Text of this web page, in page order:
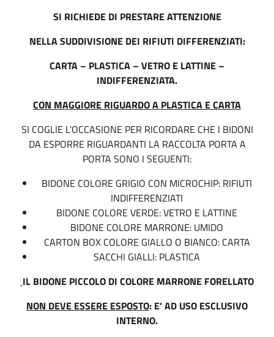
SI RICHIEDE DI PRESTARE ATTENZIONE
NELLA SUDDIVISIONE DEI RIFIUTI DIFFERENZIATI:
CARTA – PLASTICA – VETRO E LATTINE –
INDIFFERENZIATA.
CON MAGGIORE RIGUARDO A PLASTICA E CARTA
SI COGLIE L’OCCASIONE PER RICORDARE CHE I BIDONI
DA ESPORRE RIGUARDANTI LA RACCOLTA PORTA A
PORTA SONO I SEGUENTI:
BIDONE COLORE GRIGIO CON MICROCHIP: RIFIUTI
INDIFFERENZIATI
BIDONE COLORE VERDE: VETRO E LATTINE
BIDONE COLORE MARRONE: UMIDO
CARTON BOX COLORE GIALLO O BIANCO: CARTA
SACCHI GIALLI: PLASTICA
IL BIDONE PICCOLO DI COLORE MARRONE FORELLATO
NON DEVE ESSERE ESPOSTO: E’ AD USO ESCLUSIVO
INTERNO.